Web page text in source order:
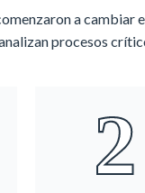
a cambiar
procesos
2